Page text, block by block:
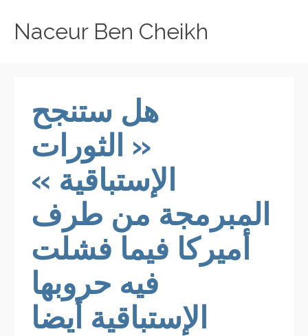
Naceur Ben Cheikh
هل ستنجح
« الثورات
الإستباقية »
المبرمجة من طرف
أميركا فيما فشلت
فيه حروبها
الإستباقية أيضا